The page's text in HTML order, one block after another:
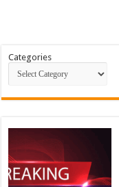
Categories